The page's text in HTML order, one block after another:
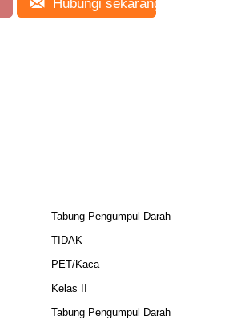
Hubungi sekarang
Tabung Pengumpul Darah
TIDAK
PET/Kaca
Kelas II
Tabung Pengumpul Darah